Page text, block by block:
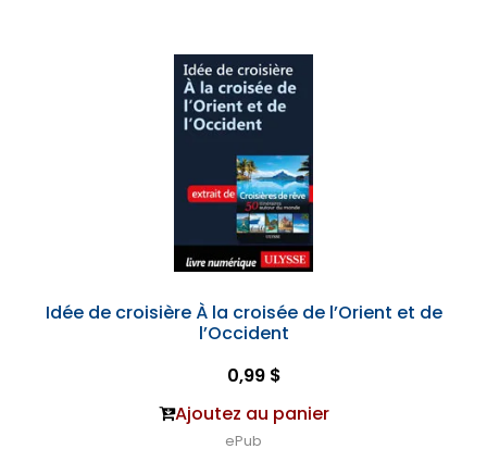
Idée de croisière À la croisée de l’Orient et de
l’Occident
0,99 $
Ajoutez au panier
ePub